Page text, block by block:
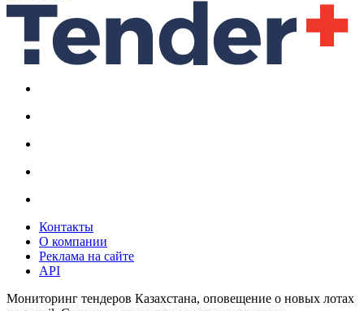
Контакты
О компании
Реклама на сайте
API
Мониторинг тендеров Казахстана, оповещение о новых лотах